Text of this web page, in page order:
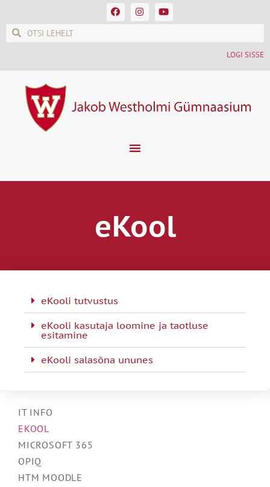
LOGI SISSE
eKool
IT INFO
EKOOL
MICROSOFT 365
OPIQ
HTM MOODLE
eKooli tutvustus
eKooli kasutaja loomine ja taotluse
esitamine
eKooli salasõna ununes